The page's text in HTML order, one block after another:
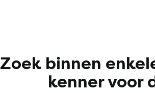
Zoek binnen
kenner voor